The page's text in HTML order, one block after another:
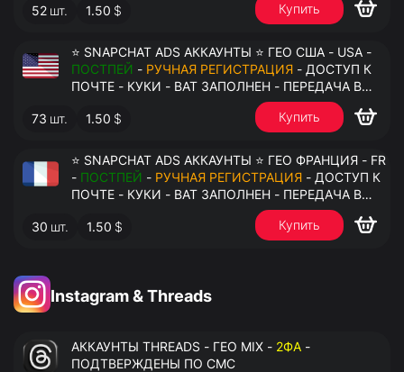
52 шт. 1.50 $ Купить
⭐ SNAPCHAT ADS АККАУНТЫ ⭐ ГЕО США - USA -
ПОСТПЕЙ - РУЧНАЯ РЕГИСТРАЦИЯ - ДОСТУП К
ПОЧТЕ - КУКИ - ВАТ ЗАПОЛНЕН - ПЕРЕДАЧА В
73 шт. 1.50 $ Купить
⭐ SNAPCHAT ADS АККАУНТЫ ⭐ ГЕО ФРАНЦИЯ - FR
- ПОСТПЕЙ - РУЧНАЯ РЕГИСТРАЦИЯ - ДОСТУП К
ПОЧТЕ - КУКИ - ВАТ ЗАПОЛНЕН - ПЕРЕДАЧА В
30 шт. 1.50 $ Купить
Instagram & Threads
АККАУНТЫ THREADS - ГЕО MIX - 2ФА -
ПОДТВЕРЖДЕНЫ ПО СМС